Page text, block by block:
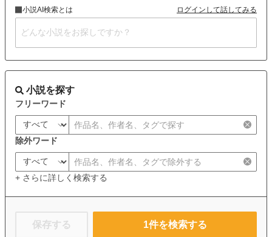
小説AI検索とは ログインして話してみる
小説を探す
フリーワード
除外ワード
+ さらに詳しく検索する
保存する 1件を検索する